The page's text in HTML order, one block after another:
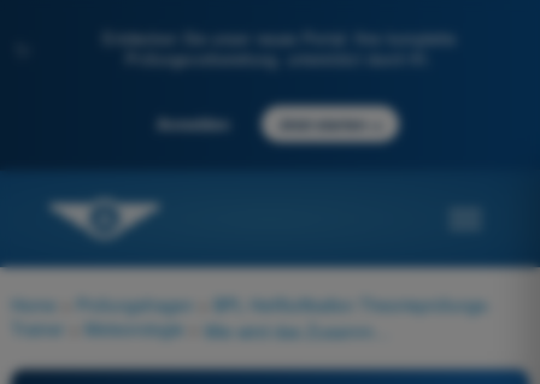
Entdecken Sie unser neues Portal: Ihre komplette
Prüfungsvorbereitung, unterstützt durch KI.
Anmelden Jetzt starten
Home Prüfungsfragen
BPL Heißluftballon Theorieprüfungs-
Trainer
Meteorologie